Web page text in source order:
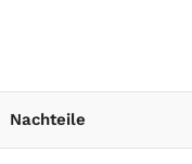
Nachteile